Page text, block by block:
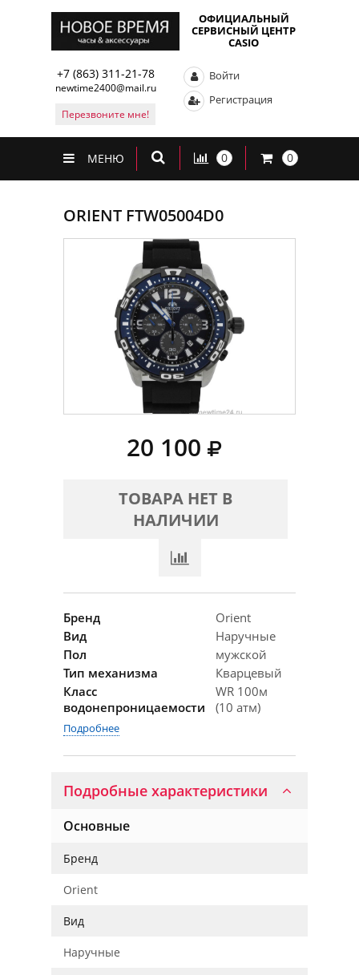
ОФИЦИАЛЬНЫЙ
СЕРВИСНЫЙ ЦЕНТР
CASIO
+7 (863) 311-21-78
newtime2400@mail.ru
Перезвоните мне!
Войти
Регистрация
МЕНЮ 0 0
ORIENT FTW05004D0
20 100
ТОВАРА НЕТ В
НАЛИЧИИ
Бренд
Orient
Вид
Наручные
Пол
мужской
Тип механизма
Кварцевый
Класс
водонепроницаемости
WR 100м
(10 атм)
Подробнее
Подробные характеристики
Основные
Бренд
Orient
Вид
Наручные